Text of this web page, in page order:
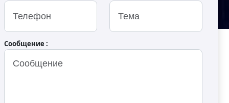
фритюрница
типа
Сообщение :